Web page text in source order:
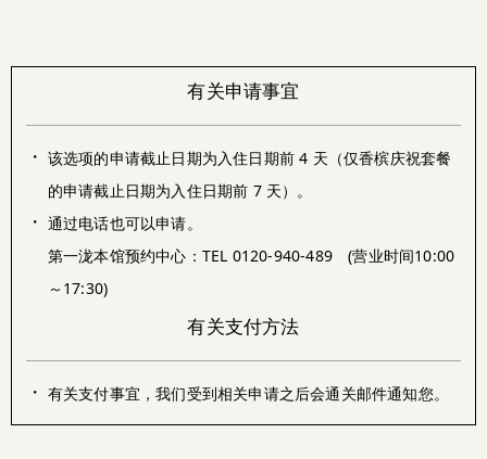
有关申请事宜
・ 该选项的申请截止日期为入住日期前 4 天（仅香槟庆祝套餐
的申请截止日期为入住日期前 7 天）。
・ 通过电话也可以申请。
第一泷本馆预约中心：TEL 0120-940-489 (营业时间10:00
～17:30)
有关支付方法
・ 有关支付事宜，我们受到相关申请之后会通关邮件通知您。